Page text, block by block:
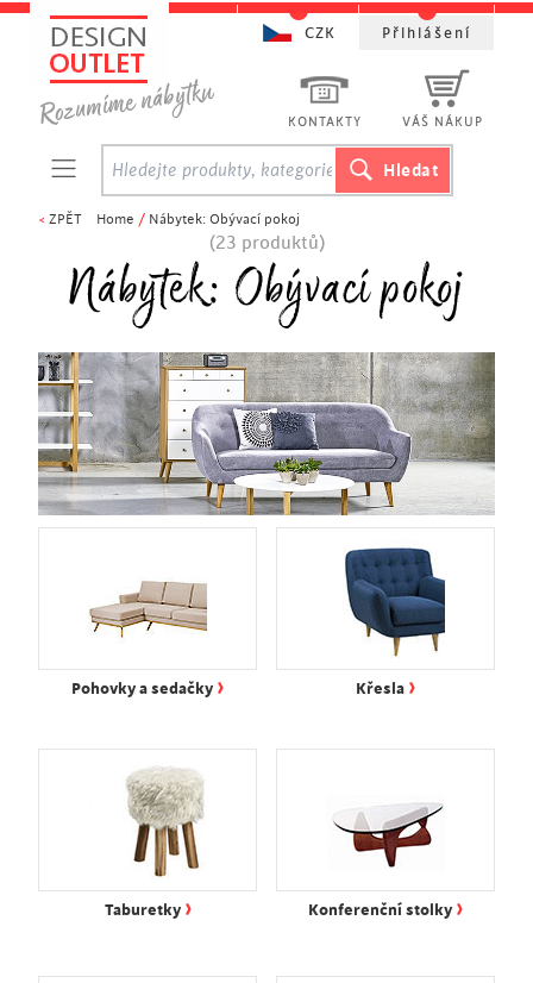
< ZPĚT Home / Nábytek: Obývací pokoj
(23 produktů)
Nábytek: Obývací pokoj
Pohovky a sedačky › Křesla ›
Taburetky › Konferenční stolky ›
KONTAKTY VÁŠ NÁKUP
CZK Přihlášení